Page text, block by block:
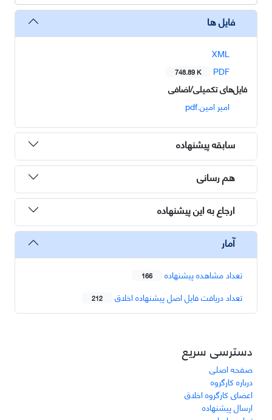
فایل ها
XML
PDF
748.89 K
فایل‌های تکمیلی/اضافی
امیر امین.pdf
سابقه پیشنهاده
هم رسانی
ارجاع به این پیشنهاده
آمار
تعداد مشاهده پیشنهاده 166
تعداد دریافت فایل اصل پیشنهاده اخلاق 212
دسترسی سریع
صفحه اصلی
درباره کارگروه
اعضای کارگروه اخلاق
ارسال پیشنهاده